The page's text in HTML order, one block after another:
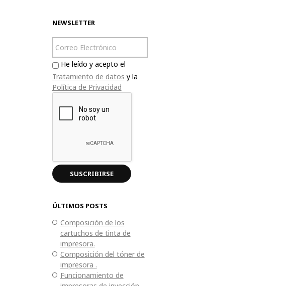
NEWSLETTER
He leído y acepto el
Tratamiento de datos y la
Política de Privacidad
ÚLTIMOS POSTS
Composición de los
cartuchos de tinta de
impresora.
Composición del tóner de
impresora .
Funcionamiento de